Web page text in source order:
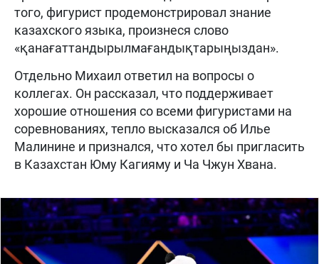
того, фигурист продемонстрировал знание
казахского языка, произнеся слово
«қанағаттандырылмағандықтарыңыздан».
Отдельно Михаил ответил на вопросы о
коллегах. Он рассказал, что поддерживает
хорошие отношения со всеми фигуристами на
соревнованиях, тепло высказался об Илье
Малинине и признался, что хотел бы пригласить
в Казахстан Юму Кагияму и Ча Чжун Хвана.